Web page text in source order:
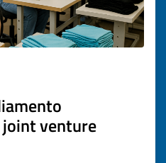
venture